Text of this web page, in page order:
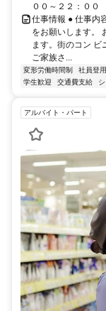
００～２２：００
仕事情報 ● 仕事内
をお願いします。
ます。街のコン ビ
ご家族さ...
変形労働時間制 社員登
学生歓迎
交通費支給
アルバイト・パート